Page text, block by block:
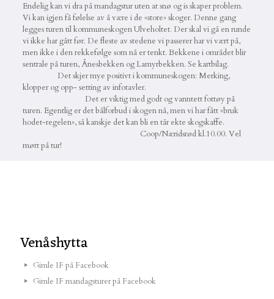
Endelig kan vi dra på mandagstur uten at snø og is skaper problem.
Vi kan igjen få følelse av å være i de «store» skoger. Denne gang
legges turen til kommuneskogen Ulveholtet. Der skal vi gå en runde
vi ikke har gått før. De fleste av stedene vi passerer har vi vært på,
men ikke i den rekkefølge som nå er tenkt. Bekkene i området blir
sentrale på turen, Ånesbekken og Lamyrbekken. Se kartbilag.
Det skjer mye positivt i kommuneskogen: Merking,
klopper og opp- setting av infotavler.
Det er viktig med godt og vanntett fottøy på
turen. Egentlig er det bålforbud i skogen nå, men vi har fått «bruk
hodet-regelen», så kanskje det kan bli en tår ekte skogskaffe.
Coop/Næridsrød kl.10.00. Vel
møtt på tur!
Venåshytta
Gimle IF på Facebook
Gimle IF mandagsturer på Facebook